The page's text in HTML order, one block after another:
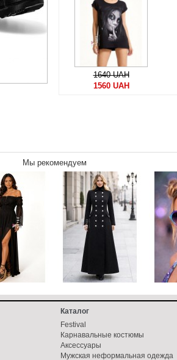
1640 UAH
1560 UAH
Мы рекомендуем
Каталог
Festival
Карнавальные костюмы
Аксессуары
Мужская неформальная одежда